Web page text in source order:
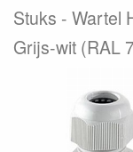
Stuks
Wartel
Grijs-wit (RAL